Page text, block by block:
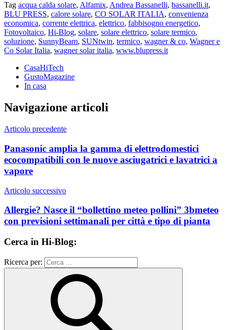
Tag acqua calda solare, Alfamix, Andrea Bassanelli, bassanelli.it,
BLU PRESS, calore solare, CO SOLAR ITALIA, convenienza
economica, corrente elettrica, elettrico, fabbisogno energetico,
Fotovoltaico, Hi-Blog, solare, solare elettrico, solare termico,
soluzione, SunnyBeam, SUNtwin, termico, wagner & co, Wagner e
Co Solar Italia, wagner solar italia, www.blupress.it
CasaHiTech
GustoMagazine
In casa
Navigazione articoli
Articolo precedente
Panasonic amplia la gamma di elettrodomestici
ecocompatibili con le nuove asciugatrici e lavatrici a
vapore
Articolo successivo
Allergie? Nasce il “bollettino meteo pollini” 3bmeteo
con previsioni settimanali per città e tipo di pianta
Cerca in Hi-Blog:
Ricerca per: